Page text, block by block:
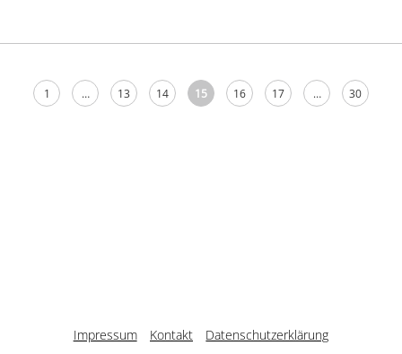
1 … 13 14 15 16 17 … 30
Impressum Kontakt Datenschutzerklärung